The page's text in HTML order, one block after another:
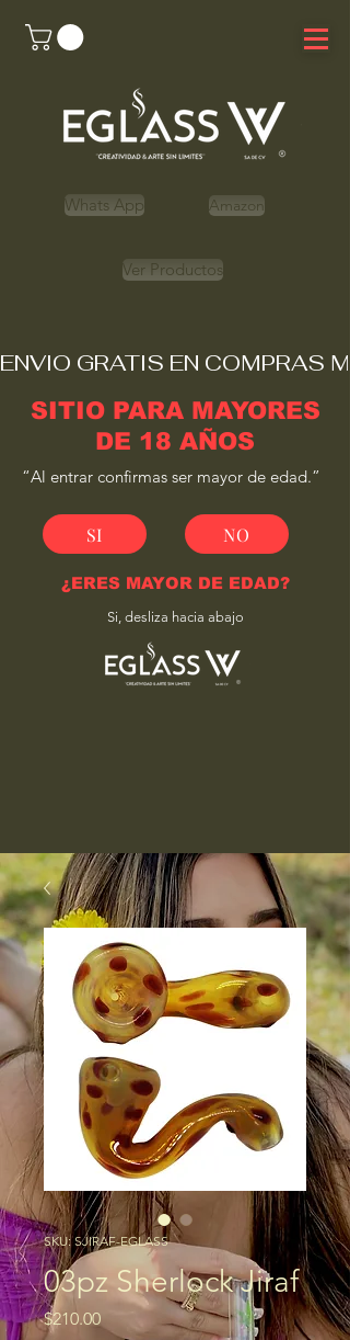
Ver Productos
ENVIO GRATIS EN COMPRAS
SITIO PARA MAYORES
DE 18 AÑOS
“Al entrar confirmas ser mayor de edad.”
SI NO
¿ERES MAYOR DE EDAD?
Si, desliza hacia abajo
Whats App Amazon
SKU: SJIRAF-EGLASS
03pz Sherlock Jiraf
$210.00Precio